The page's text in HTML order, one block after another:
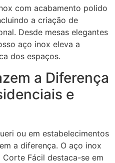
com acabamento polido
a criação de
Desde mesas elegantes
aço inox eleva a
dos espaços.
a Diferença
e
ou em estabelecimentos
a diferença. O aço inox
Fácil destaca-se em